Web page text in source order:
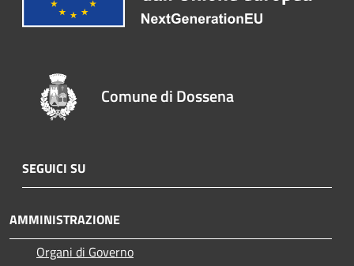
Comune di Dossena
SEGUICI SU
AMMINISTRAZIONE
Organi di Governo